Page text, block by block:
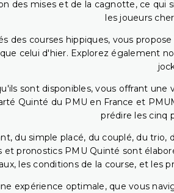
des mises et de la cagnotte, ce
les joueurs
des courses hippiques, vous
celui d'hier. Explorez également
sont disponibles, vous offrant
Quinté du PMU en France et
prédire les cinq
du simple placé, du couplé, du
et pronostics PMU Quinté sont
les conditions de la course, et les
expérience optimale, que vous